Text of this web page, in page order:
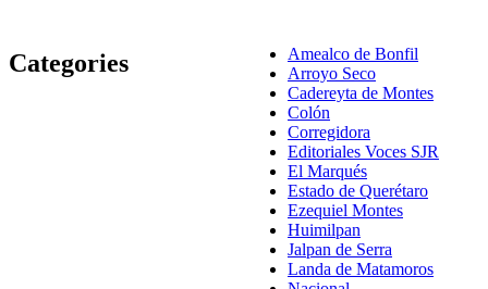
Categories
Amealco de Bonfil
Arroyo Seco
Cadereyta de Montes
Colón
Corregidora
Editoriales Voces SJR
El Marqués
Estado de Querétaro
Ezequiel Montes
Huimilpan
Jalpan de Serra
Landa de Matamoros